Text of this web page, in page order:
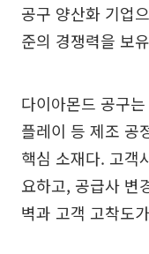
공구 양산화 기업
준의 경쟁력을 보
다이아몬드 공구
플레이 등 제조 공
핵심 소재다. 고객
요하고, 공급사 변
벽과 고객 고착도